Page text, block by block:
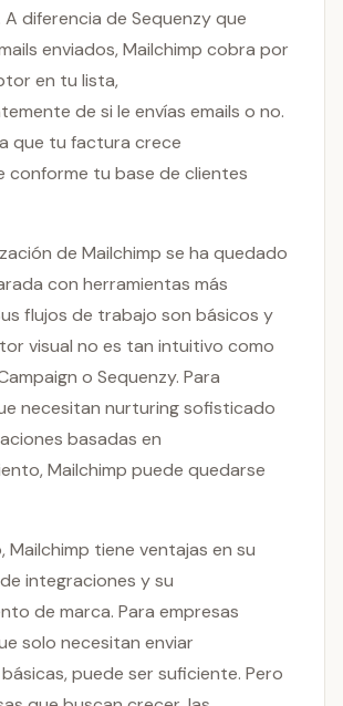
diferencia de Sequenzy que
enviados, Mailchimp cobra por
en tu lista,
de si le envías emails o no.
que tu factura crece
conforme tu base de clientes
de Mailchimp se ha quedado
con herramientas más
flujos de trabajo son básicos y
visual no es tan intuitivo como
o Sequenzy. Para
necesitan nurturing sofisticado
basadas en
Mailchimp puede quedarse
Mailchimp tiene ventajas en su
integraciones y su
de marca. Para empresas
solo necesitan enviar
puede ser suficiente. Pero